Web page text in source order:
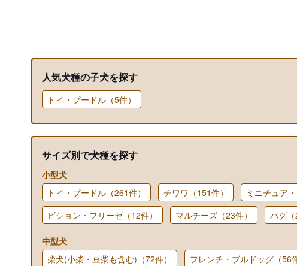
人気犬種の子犬を探す
トイ・プードル（5件）
サイズ別で犬種を探す
小型犬
トイ・プードル（261件）
チワワ（151件） ミニチュア
ビション・フリーゼ（12件）
マルチーズ（23件） パグ（
中型犬
柴犬(小柴・豆柴も含む)（72件）
フレンチ・ブルドッグ（56